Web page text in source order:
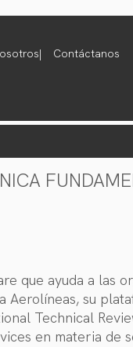
Contáctanos
que ayuda a las
Aerolíneas, su
Technical
en materia de